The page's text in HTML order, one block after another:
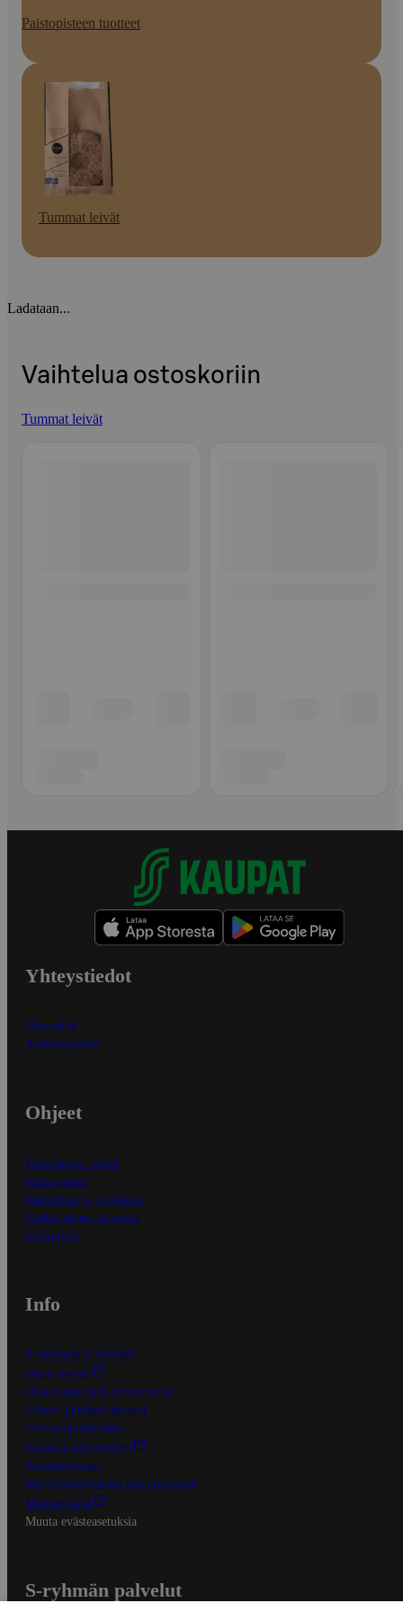
Paistopisteen tuotteet
Tummat leivät
Ladataan...
Vaihtelua ostoskoriin
Tummat leivät
Yhteystiedot
Myymälät
Asiakaspalvelu
Ohjeet
Ensitilaajan ohjeet
Näin maksat
Näin tilaat ja muokkaat
Kaikki ohjeet ja vinkit
In English
Info
S-Business yrityksille
Oiva-raportit
Osuuskauppojen yhteystiedot
Tilaus- ja toimitusehdot
Tietosuojakäytäntö
Palvelun käyttöehdot
Saavutettavuus
Mobiilisovelluksen saavutettavuus
Mainostajalle
Muuta evästeasetuksia
S-ryhmän palvelut